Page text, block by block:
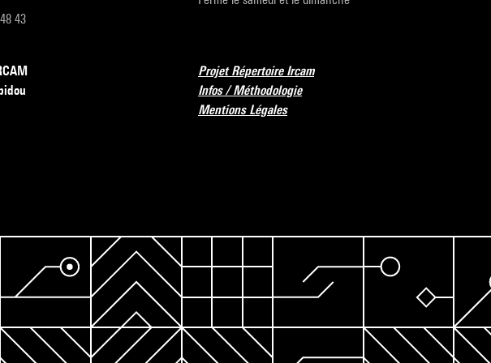
43
Projet Répertoire Ircam
Infos / Méthodologie
Mentions Légales